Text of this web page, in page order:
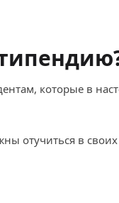
которые в
отучиться в